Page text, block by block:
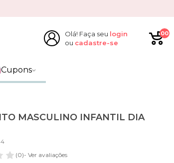
Olá! Faça seu login
ou cadastre-se
00
Cupons
MASCULINO INFANTIL DIA
(0)- Ver avaliações